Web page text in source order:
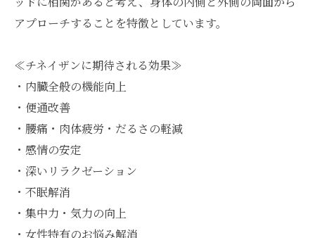
アプローチすることを特徴としています。
≪チネイザンに期待される効果≫
・内臓全般の機能向上
・便通改善
・腰痛・肉体疲労・だるさの軽減
・感情の安定
・深いリラクゼーション
・不眠解消
・集中力・気力の向上
・女性特有のお悩み解消